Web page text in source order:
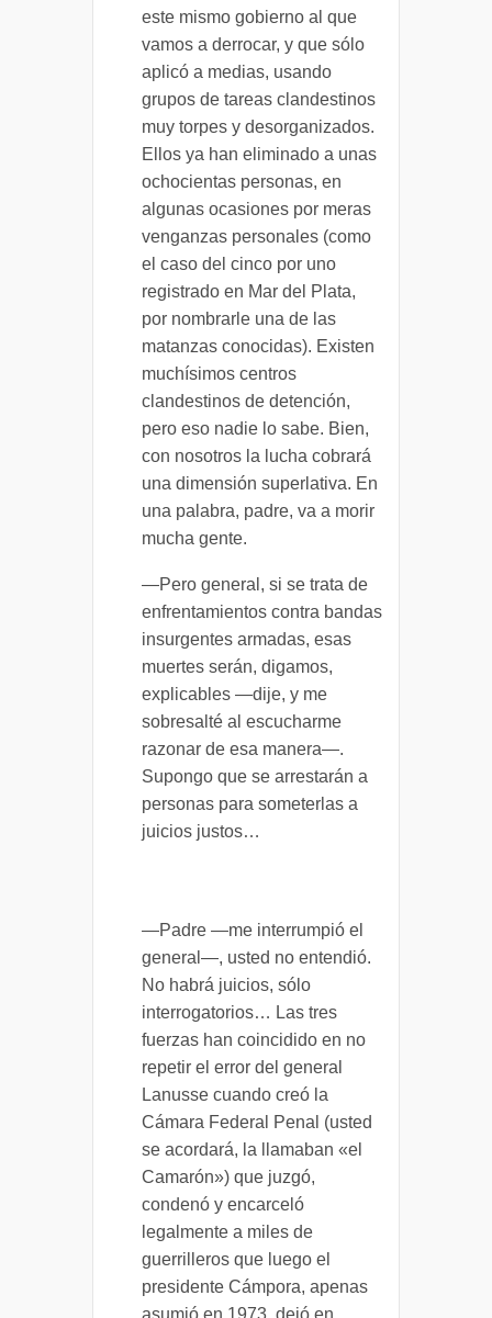
este mismo gobierno al que
vamos a derrocar, y que sólo
aplicó a medias, usando
grupos de tareas clandestinos
muy torpes y desorganizados.
Ellos ya han eliminado a unas
ochocientas personas, en
algunas ocasiones por meras
venganzas personales (como
el caso del cinco por uno
registrado en Mar del Plata,
por nombrarle una de las
matanzas conocidas). Existen
muchísimos centros
clandestinos de detención,
pero eso nadie lo sabe. Bien,
con nosotros la lucha cobrará
una dimensión superlativa. En
una palabra, padre, va a morir
mucha gente.
—Pero general, si se trata de
enfrentamientos contra bandas
insurgentes armadas, esas
muertes serán, digamos,
explicables —dije, y me
sobresalté al escucharme
razonar de esa manera—.
Supongo que se arrestarán a
personas para someterlas a
juicios justos…
—Padre —me interrumpió el
general—, usted no entendió.
No habrá juicios, sólo
interrogatorios… Las tres
fuerzas han coincidido en no
repetir el error del general
Lanusse cuando creó la
Cámara Federal Penal (usted
se acordará, la llamaban «el
Camarón») que juzgó,
condenó y encarceló
legalmente a miles de
guerrilleros que luego el
presidente Cámpora, apenas
asumió en 1973, dejó en